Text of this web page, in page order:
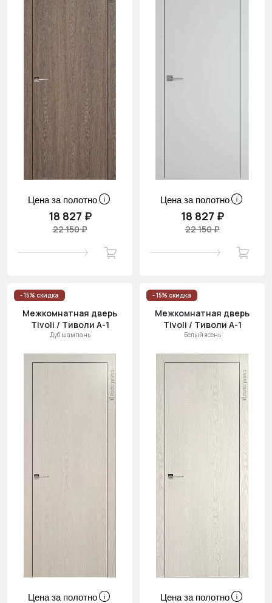
Цена за полотно
18 827 ₽
22 150 ₽
Цена за полотно
18 827 ₽
22 150 ₽
- 15% скидка
Межкомнатная дверь
Tivoli / Тиволи А-1
Дуб шампань
Цена за полотно
- 15% скидка
Межкомнатная дверь
Tivoli / Тиволи А-1
Белый ясень
Цена за полотно